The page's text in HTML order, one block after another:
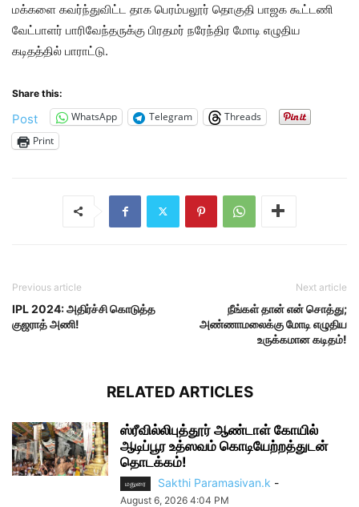
மக்களை கவர்ந்துவிட்ட தாக பெரம்பலூர் தொகுதி பாஜக கூட்டணி
வேட்பாளர் பாரிவேந்தருக்கு பிரதமர் நரேந்திர மோடி எழுதிய
கடிதத்தில் பாராட்டு.
Share this:
Post WhatsApp Telegram
Threads
Print
Previous article
IPL 2024: அதிர்ச்சி கொடுத்த
குஜராத் அணி!
Next article
நீங்கள் தான் என் சொத்து;
அண்ணாமலைக்கு மோடி எழுதிய
உருக்கமான கடிதம்!
RELATED ARTICLES
ஸ்ரீவில்லிபுத்தூர் ஆண்டாள் கோயில்
ஆடிப்பூர உத்ஸவம் கொடியேற்றத்துடன்
தொடக்கம்!
மதுரை Sakthi Paramasivan.k -
August 6, 2026 4:04 PM